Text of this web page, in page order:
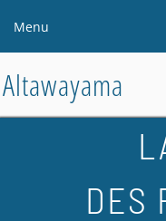
Menu
Altawayama
DES